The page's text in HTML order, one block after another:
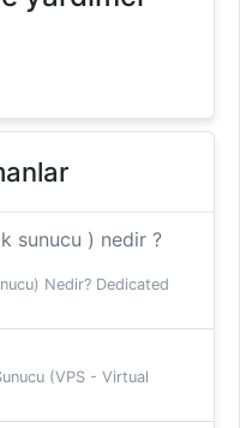
sunucu ) nedir ?
Nedir? Dedicated
(VPS - Virtual